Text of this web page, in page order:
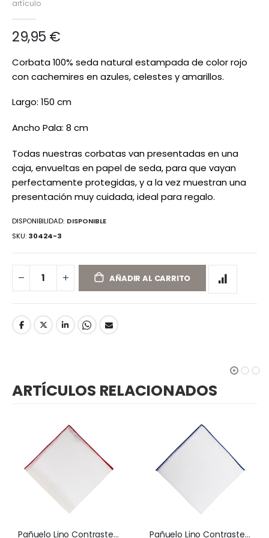
imágenes
artículo
29,95 €
Corbata 100% seda natural estampada de color rojo
con cachemires en azules, celestes y amarillos.
Largo: 150 cm
Ancho Pala: 8 cm
Todas nuestras corbatas van presentadas en una
caja, envueltas en papel de seda, para que vayan
perfectamente protegidas, y a la vez muestran una
presentación muy cuidada, ideal para regalo.
DISPONIBILIDAD: DISPONIBLE
SKU 30424-3
AÑADIR AL CARRITO
ARTÍCULOS RELACIONADOS
Pañuelo Lino Contraste Rojo Pañuelo Lino Contraste Azulón